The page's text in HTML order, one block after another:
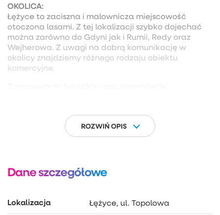
OKOLICA:
Łężyce to zaciszna i malownicza miejscowość
otoczona lasami. Z tej lokalizacji szybko dojechać
można zarówno do Gdyni jak i Rumii, Redy oraz
Wejherowa. Z uwagi na dobrą komunikację w
okolicy znajdziemy różnego rodzaju obiektu
komercyjne.
ROZWIŃ OPIS
Dane szczegółowe
Lokalizacja Łężyce, ul. Topolowa